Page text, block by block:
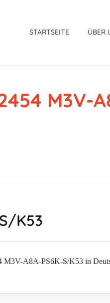
STARTSEITE ÜBER
M3V-
K53
A8A-PS6K-S/K53 in